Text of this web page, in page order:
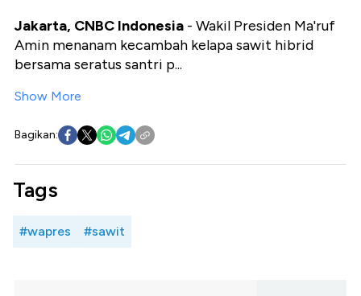
Jakarta, CNBC Indonesia - Wakil Presiden Ma'ruf
Amin menanam kecambah kelapa sawit hibrid
bersama seratus santri p...
Show More
Bagikan:
Tags
#wapres #sawit